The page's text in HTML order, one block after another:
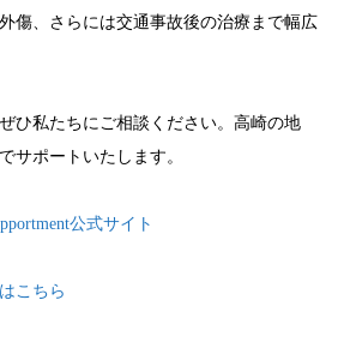
傷、さらには交通事故後の治療 まで幅広
ひ私たちにご相談ください。高崎の地
サポートいたします。
公式サイト
こちら